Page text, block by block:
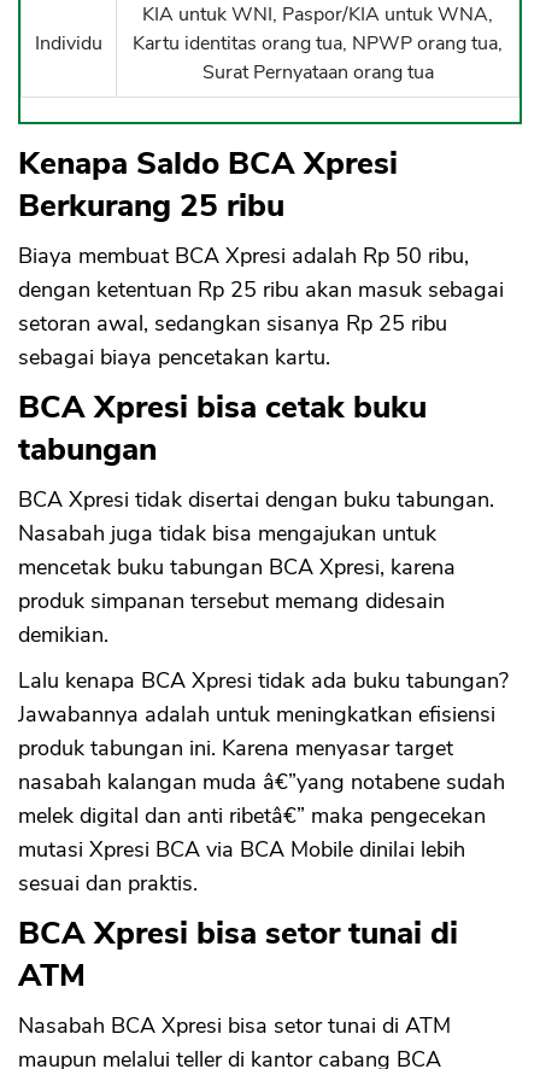
Individu
KIA untuk WNI, Paspor/KIA untuk WNA,
Kartu identitas orang tua, NPWP orang tua,
Surat Pernyataan orang tua
Kenapa Saldo BCA Xpresi
Berkurang 25 ribu
Biaya membuat BCA Xpresi adalah Rp 50 ribu,
dengan ketentuan Rp 25 ribu akan masuk sebagai
setoran awal, sedangkan sisanya Rp 25 ribu
sebagai biaya pencetakan kartu.
BCA Xpresi bisa cetak buku
tabungan
BCA Xpresi tidak disertai dengan buku tabungan.
Nasabah juga tidak bisa mengajukan untuk
mencetak buku tabungan BCA Xpresi, karena
produk simpanan tersebut memang didesain
demikian.
Lalu kenapa BCA Xpresi tidak ada buku tabungan?
Jawabannya adalah untuk meningkatkan efisiensi
produk tabungan ini. Karena menyasar target
nasabah kalangan muda â€”yang notabene sudah
melek digital dan anti ribetâ€” maka pengecekan
mutasi Xpresi BCA via BCA Mobile dinilai lebih
sesuai dan praktis.
BCA Xpresi bisa setor tunai di
ATM
Nasabah BCA Xpresi bisa setor tunai di ATM
maupun melalui teller di kantor cabang BCA